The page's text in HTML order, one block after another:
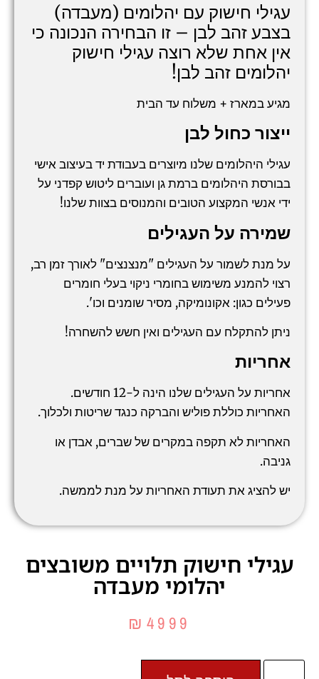
עגילי חישוק עם יהלומים (מעבדה)
בצבע זהב לבן – זו הבחירה הנכונה כי
אין אחת שלא רוצה עגילי חישוק
יהלומים זהב לבן!
מגיע במארז + משלוח עד הבית
ייצור כחול לבן
עגילי היהלומים שלנו מיוצרים בעבודת יד בעיצוב אישי
בבורסת היהלומים ברמת גן ועוברים ליטוש קפדני על
ידי אנשי המקצוע הטובים והמנוסים בצוות שלנו!
שמירה על העגילים
על מנת לשמור על העגילים "מנצנצים" לאורך זמן רב,
רצוי להמנע משימוש בחומרי ניקוי בעלי חומרים
פעילים כגון: אקונומיקה, מסיר שומנים וכו'.
ניתן להתקלח עם העגילים ואין חשש להשחרה!
אחריות
אחריות על העגילים שלנו הינה ל-12 חודשים.
האחריות כוללת פוליש והברקה כנגד שריטות ולכלוך.
האחריות לא תקפה במקרים של שברים, אבדן או
גניבה.
יש להציג את תעודת האחריות על מנת לממשה.
עגילי חישוק תלויים משובצים
יהלומי מעבדה
₪ 4999